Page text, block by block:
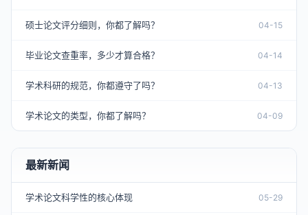
硕士论文评分细则，你都了解吗？ 04-15
毕业论文查重率，多少才算合格？ 04-14
学术科研的规范，你都遵守了吗？ 04-13
学术论文的类型，你都了解吗？ 04-09
最新新闻
学术论文科学性的核心体现 05-29